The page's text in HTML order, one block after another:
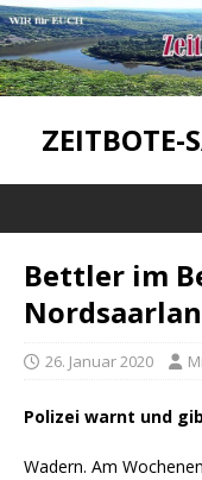
ZEITBOTE-
Bettler im
26. Januar 2020
Polizei warnt und
Wadern. Am